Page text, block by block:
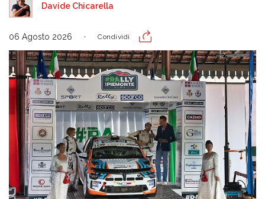
Davide Chicarella
06 Agosto 2026 Condividi